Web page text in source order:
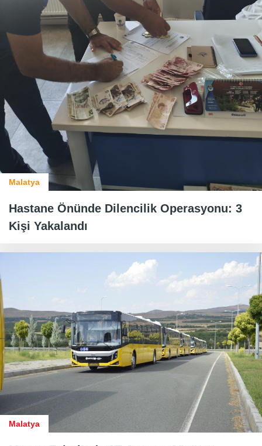
Malatya
Hastane Önünde Dilencilik Operasyonu: 3
Kişi Yakalandı
Malatya